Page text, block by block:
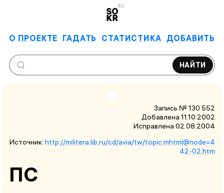
6.0
О ПРОЕКТЕ ГАДАТЬ СТАТИСТИКА ДОБАВИТЬ
НАЙТИ
Запись № 130 552
Добавлена 11.10.2002
Исправлена 02.08.2004
Источник: http://militera.lib.ru/cd/avia/tw/topic.mhtml@node=4
42-02.htm
ПС